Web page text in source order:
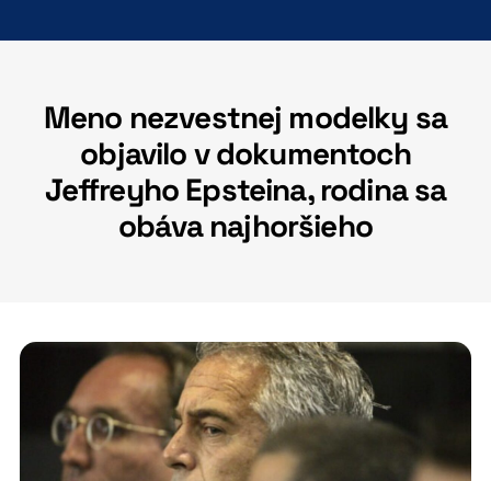
Meno nezvestnej modelky sa
objavilo v dokumentoch
Jeffreyho Epsteina, rodina sa
obáva najhoršieho